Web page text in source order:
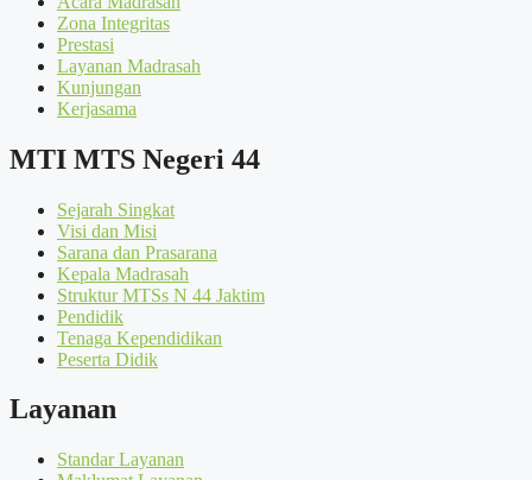
Zona Integritas
Prestasi
Layanan Madrasah
Kunjungan
Kerjasama
MTI MTS Negeri 44
Sejarah Singkat
Visi dan Misi
Sarana dan Prasarana
Kepala Madrasah
Struktur MTSs N 44 Jaktim
Pendidik
Tenaga Kependidikan
Peserta Didik
Layanan
Standar Layanan